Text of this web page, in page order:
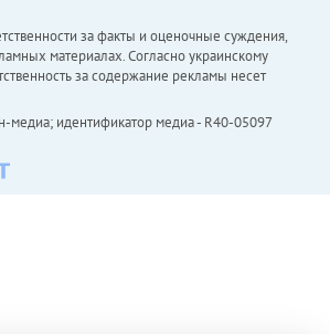
за факты и оценочные суждения,
материалах. Согласно украинскому
за содержание рекламы несет
медиа; идентификатор медиа - R40-05097